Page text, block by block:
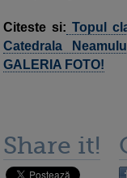
Citeste si: Topul
Catedrala
GALERIA FOTO!
Share it!